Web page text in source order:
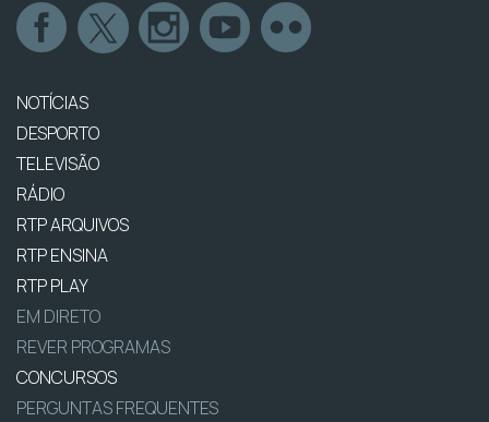
NOTÍCIAS
DESPORTO
TELEVISÃO
RÁDIO
RTP ARQUIVOS
RTP ENSINA
RTP PLAY
EM DIRETO
REVER PROGRAMAS
CONCURSOS
PERGUNTAS FREQUENTES